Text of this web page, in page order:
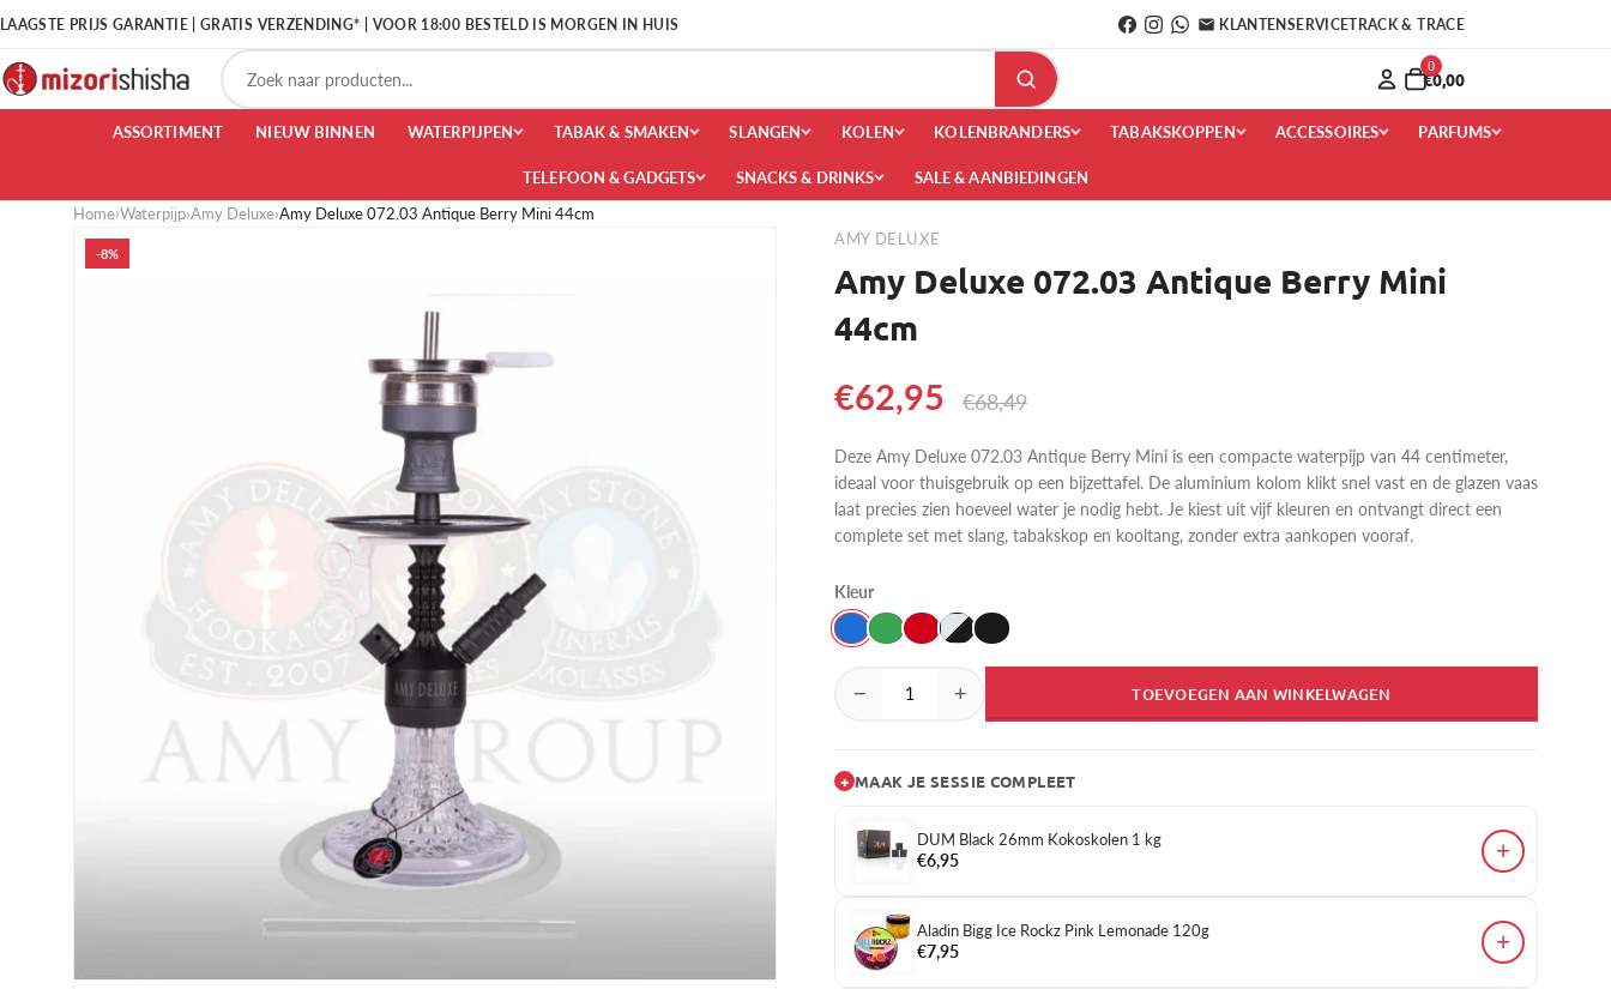
LAAGSTE PRIJS GARANTIE | GRATIS VERZENDING* | VOOR 18:00 BESTELD IS MORGEN IN HUIS KLANTENSERVICETRACK & TRACE
0
€0,00
ASSORTIMENT NIEUW BINNEN WATERPIJPEN TABAK & SMAKEN SLANGEN KOLEN KOLENBRANDERS TABAKSKOPPEN ACCESSOIRES PARFUMS
TELEFOON & GADGETS SNACKS & DRINKS SALE & AANBIEDINGEN
Home›Waterpijp›Amy Deluxe›Amy Deluxe 072.03 Antique Berry Mini 44cm
-8%
AMY DELUXE
Amy Deluxe 072.03 Antique Berry Mini
44cm
€62,95 €68,49
Deze Amy Deluxe 072.03 Antique Berry Mini is een compacte waterpijp van 44 centimeter,
ideaal voor thuisgebruik op een bijzettafel. De aluminium kolom klikt snel vast en de glazen vaas
laat precies zien hoeveel water je nodig hebt. Je kiest uit vijf kleuren en ontvangt direct een
complete set met slang, tabakskop en kooltang, zonder extra aankopen vooraf.
Kleur
− + TOEVOEGEN AAN WINKELWAGEN
+ MAAK JE SESSIE COMPLEET
DUM Black 26mm Kokoskolen 1 kg
€6,95
+
Aladin Bigg Ice Rockz Pink Lemonade 120g
€7,95
+